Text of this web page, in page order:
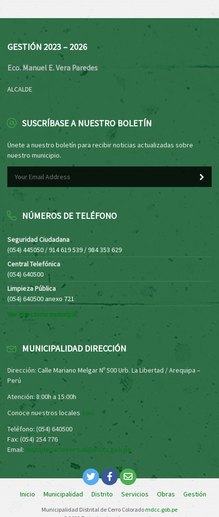
GESTIÓN 2023 – 2026
Eco. Manuel E. Vera Paredes
ALCALDE
SUSCRÍBASE A NUESTRO BOLETÍN
Únete a nuestro boletín para recibir noticias actualizadas sobre
nuestro municipio.
NÚMEROS DE TELÉFONO
Seguridad Ciudadana
(054) 445050 / 914 619 539 / 984 353 629
Central Telefónica
(054) 640500
Limpieza Pública
(054) 640500 anexo 721
Ver directorio municipal
MUNICIPALIDAD DIRECCIÓN
Dirección: Calle Mariano Melgar Nº 500 Urb. La Libertad / Arequipa –
Perú
Atención: 8:00h a 15:00h
Conoce nuestros locales aquí
Teléfono: (054) 640500
Fax: (054) 254 776
Email: mesadepartesvirtual@mdcc.gob.pe
Inicio Municipalidad Distrito Servicios Obras Gestión
Municipalidad Distrital de Cerro Coloradomdcc.gob.pe